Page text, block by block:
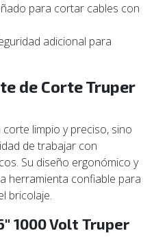
para cortar cables con
adicional para
de Corte Truper
limpio y preciso, sino
de trabajar con
Su diseño ergonómico y
herramienta confiable para
bricolaje.
1000 Volt Truper